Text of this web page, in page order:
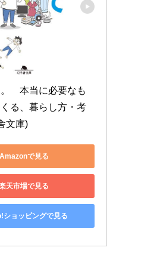
　本当に必要なも
る、暮らし方・考
文庫)
Amazonで見る
天市場で見る
ショッピングで見る